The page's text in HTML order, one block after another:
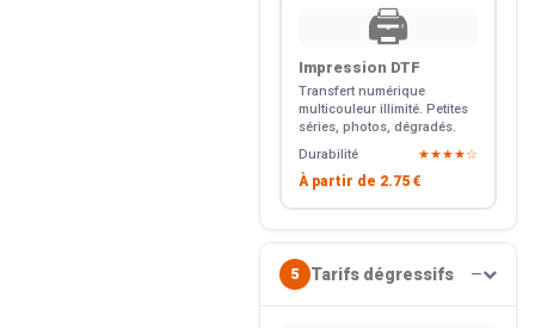
🖨️
Impression DTF
Transfert numérique
multicouleur illimité. Petites
séries, photos, dégradés.
Durabilité
★★★★☆
À partir de 2.75 €
5 Tarifs dégressifs —